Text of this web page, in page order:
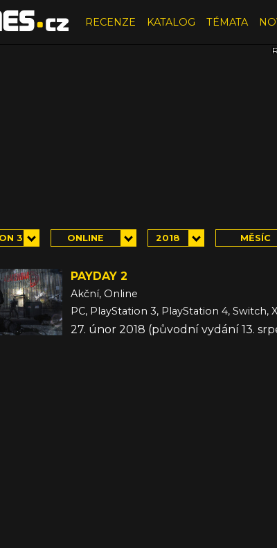
RECENZE KATALOG TÉMATA
3 ONLINE 2018 MĚSÍC
PAYDAY 2
Akční, Online
PC, PlayStation 3, PlayStation 4, Switch,
27. únor 2018 (původní vydání 13.